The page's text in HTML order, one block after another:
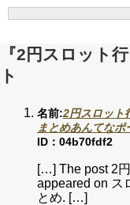
『2円スロット
ト
名前:2円スロット
まとめあんてなポ
ID：04b70fdf2
[…] The post 2
appeared on ス
とめ. […]